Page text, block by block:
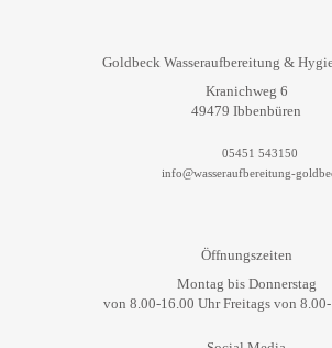
Goldbeck Wasseraufbereitung &
Kranichweg 6
49479 Ibbenbüren
05451 543150
info@wasseraufbereitung-
Öffnungszeiten
Montag bis Donnerstag
von 8.00-16.00 Uhr Freitags von